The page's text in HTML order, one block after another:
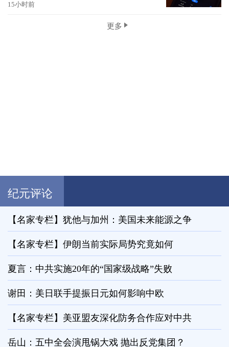
15小时前
更多
纪元评论
【名家专栏】犹他与加州：美国未来能源之争
【名家专栏】伊朗当前实际局势究竟如何
夏言：中共实施20年的“国家级战略”失败
谢田：美日联手提振日元如何影响中欧
【名家专栏】美亚盟友深化防务合作应对中共
岳山：五中全会演甩锅大戏 抛出反党集团？